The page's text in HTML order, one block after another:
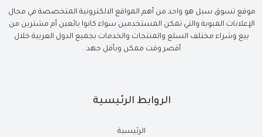
موقع تسوق سيل هو واحد من أهم المواقع الالكترونية المتخصصة في مجال
الإعلانات المبوبة والتي تمكن المستخدمين سواء كانوا بائعين أم مشترين من
بيع وشراء مختلف السلع والمنتجات والخدمات بجميع الدول العربية خلال
أقصر وقت ممكن وبأقل جهد .
الروابط الرئيسية
الرئيسية